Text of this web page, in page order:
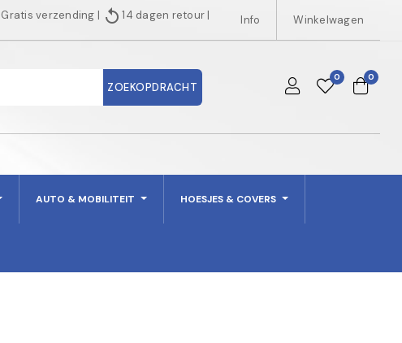
Gratis verzending | replay14 dagen retour | Info Winkelwagen
ZOEKOPDRACHT
0 0
AUTO & MOBILITEIT HOESJES & COVERS